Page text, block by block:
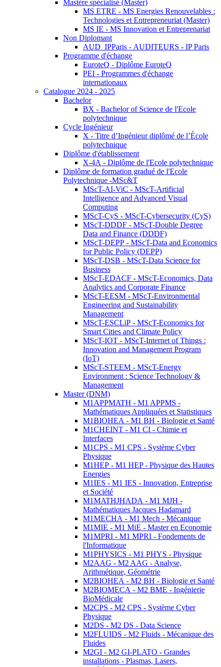
Mastère spécialisé (Master)
MS ETRE - MS Energies Renouvelables :
Technologies et Entrepreneuriat (Master)
MS IE - MS Innovation et Entreprenariat
Non Diplomant
AUD_IPParis - AUDITEURS - IP Paris
Programme d'échange
EuroteQ - Diplôme EuroteQ
PEI - Programmes d'échange
internationaux
Catalogue 2024 - 2025
Bachelor
BX - Bachelor of Science de l'Ecole
polytechnique
Cycle Ingénieur
X - Titre d’Ingénieur diplômé de l’École
polytechnique
Diplôme d'établissement
X-4A - Diplôme de l'Ecole polytechnique
Diplôme de formation gradué de l'Ecole
Polytechnique -MSc&T
MScT-AI-ViC - MScT-Artificial
Intelligence and Advanced Visual
Computing
MScT-CyS - MScT-Cybersecurity (CyS)
MScT-DDDF - MScT-Double Degree
Data and Finance (DDDF)
MScT-DEPP - MScT-Data and Economics
for Public Policy (DEPP)
MScT-DSB - MScT-Data Science for
Business
MScT-EDACF - MScT-Economics, Data
Analytics and Corporate Finance
MScT-EESM - MScT-Environmental
Engineering and Sustainability
Management
MScT-ESCLiP - MScT-Economics for
Smart Cities and Climate Policy
MScT-IOT - MScT-Internet of Things :
Innovation and Management Program
(IoT)
MScT-STEEM - MScT-Energy
Environment : Science Technology &
Management
Master (DNM)
M1APPMATH - M1 APPMS -
Mathématiques Appliquées et Statistiques
M1BIOHEA - M1 BH - Biologie et Santé
M1CHEINT - M1 CI - Chimie et
Interfaces
M1CPS - M1 CPS - Système Cyber
Physique
M1HEP - M1 HEP - Physique des Hautes
Energies
M1IES - M1 IES - Innovation, Entreprise
et Société
M1MATHJHADA - M1 MJH -
Mathématiques Jacques Hadamard
M1MECHA - M1 Mech - Mécanique
M1MIE - M1 MiE - Master en Economie
M1MPRI - M1 MPRI - Fondements de
l'Informatique
M1PHYSICS - M1 PHYS - Physique
M2AAG - M2 AAG - Analyse,
Arithmétique, Géométrie
M2BIOHEA - M2 BH - Biologie et Santé
M2BIOMECA - M2 BME - Ingénierie
BioMédicale
M2CPS - M2 CPS - Système Cyber
Physique
M2DS - M2 DS - Data Science
M2FLUIDS - M2 Fluids - Mécanique des
Fluides
M2GI - M2 GI-PLATO - Grandes
installations - Plasmas, Lasers,